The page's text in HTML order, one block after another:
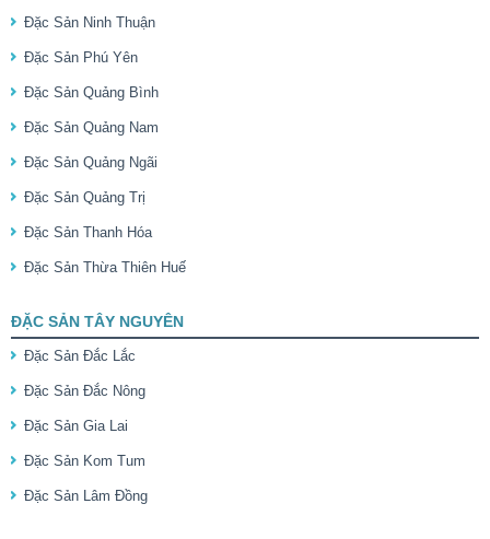
Đặc Sản Ninh Thuận
Đặc Sản Phú Yên
Đặc Sản Quảng Bình
Đặc Sản Quảng Nam
Đặc Sản Quảng Ngãi
Đặc Sản Quảng Trị
Đặc Sản Thanh Hóa
Đặc Sản Thừa Thiên Huế
ĐẶC SẢN TÂY NGUYÊN
Đặc Sản Đắc Lắc
Đặc Sản Đắc Nông
Đặc Sản Gia Lai
Đặc Sản Kom Tum
Đặc Sản Lâm Đồng